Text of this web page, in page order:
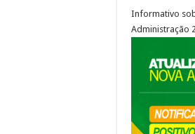
Informativo
Administração